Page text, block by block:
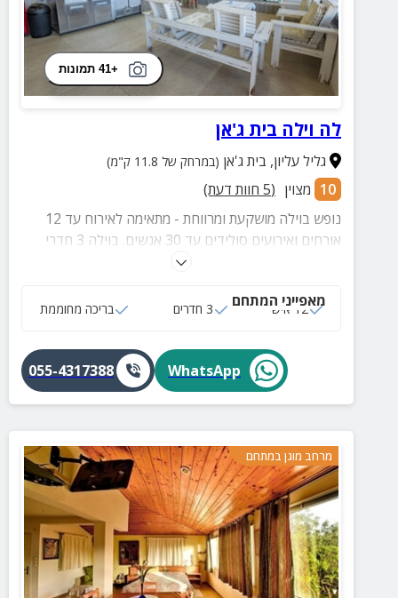
+41 תמונות
לה וילה בית ג'אן
גליל עליון, בית ג'אן (במרחק של 11.8 ק"מ)
10 מצוין (
5 חוות דעת)
נופש בוילה מושקעת ומרווחת - מתאימה לאירוח עד 12
אורחים ואירועים סולידים עד 30 אנשים. בוילה 3 חדרי
שינה גדולים, 3 חדרי רחצה, מטבח מאובזר, סלון מהודר,
פינת מנגל, מטבח חיצוני מאובזר, פינות ישיבה ועוד
מאפייני המתחם
12 איש 3 חדרים בריכה מחוממת
WhatsApp
055-4317388
מרחב מוגן במתחם